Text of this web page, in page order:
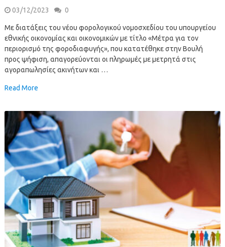
03/12/2023 0
Με διατάξεις του νέου φορολογικού νομοσχεδίου του υπουργείου
εθνικής οικονομίας και οικονομικών με τίτλο «Μέτρα για τον
περιορισμό της φοροδιαφυγής», που κατατέθηκε στην Βουλή
προς ψήφιση, απαγορεύονται οι πληρωμές με μετρητά στις
αγοραπωλησίες ακινήτων και …
Read More